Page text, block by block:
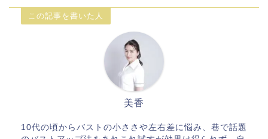
この記事を書いた人
美香
10代の頃からバストの小ささや左右差に悩み、巷で話題